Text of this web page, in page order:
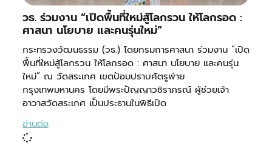
​วธ. ร่วมงาน “เปิดพื้นที่ใหม่สู้โลกรวน ให้โลกรอด :
ศาสนา นโยบาย และคนรุ่นใหม่”
กระทรวงวัฒนธรรม (วธ.) โดยกรมการศาสนา ร่วมงาน “เปิด
พื้นที่ใหม่สู้โลกรวน ให้โลกรอด : ศาสนา นโยบาย และคนรุ่น
ใหม่” ณ วัดสระเกศ เขตป้อมปราบศัตรูพ่าย
กรุงเทพมหานคร โดยมีพระปัญญาวชิราภรณ์ ผู้ช่วยเจ้า
อาวาสวัดสระเกศ เป็นประธานในพิธีเปิด
อ่านต่อ